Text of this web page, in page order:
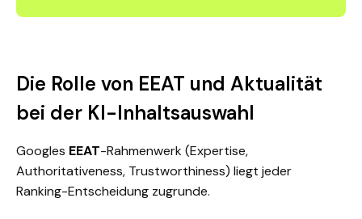
Die Rolle von EEAT und Aktualität
bei der KI-Inhaltsauswahl
Googles EEAT-Rahmenwerk (Expertise,
Authoritativeness, Trustworthiness) liegt jeder
Ranking-Entscheidung zugrunde.